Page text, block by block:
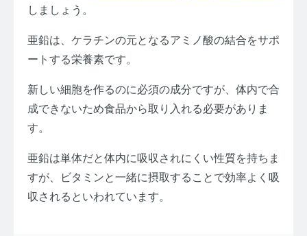
しましょう。
亜鉛は、ケラチンの元となるアミノ酸の結合をサポ
ートする栄養素です。
新しい細胞を作るのに必須の成分ですが、体内で合
成できないため食品から取り入れる必要がありま
す。
亜鉛は単体だと体内に吸収されにくい性質を持ちま
すが、ビタミンと一緒に摂取することで効率よく吸
収されるといわれています。